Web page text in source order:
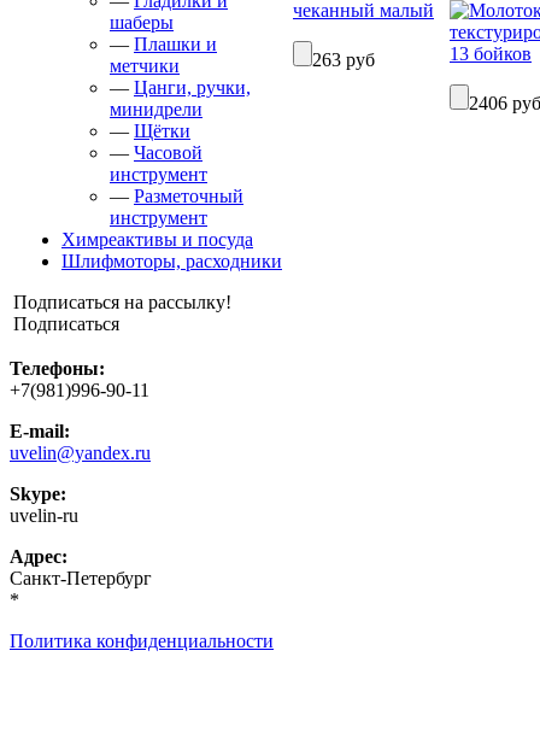
шаберы
— Плашки и
метчики
— Цанги, ручки,
минидрели
— Щётки
— Часовой
инструмент
— Разметочный
инструмент
Химреактивы и посуда
Шлифмоторы, расходники
Подписаться на рассылку!
Подписаться
263 руб
2406 руб
Телефоны:
+7(981)996-90-11
E-mail:
uvelin@yandex.ru
Skype:
uvelin-ru
Адрес:
Санкт-Петербург
*
Политика конфиденциальности